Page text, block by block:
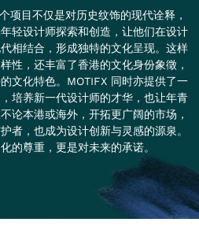
项目不仅是对历史纹饰的现代诠释，
轻设计师探索和创造，让他们在设计
相结合，形成独特的文化呈现。这样
性，还丰富了香港的文化身份象徵，
文化特色。MOTIFX 同时亦提供了一
培养新一代设计师的才华，也让年青
论本港或海外，开拓更广阔的市场，
者，也成为设计创新与灵感的源泉。
的尊重，更是对未来的承诺。